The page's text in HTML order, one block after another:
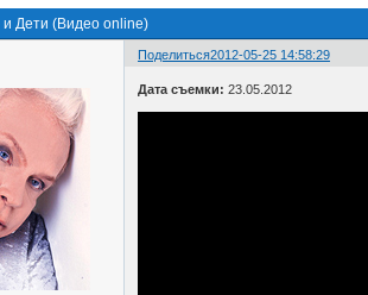
Дети (Видео online)
Поделиться2012-05-25 14:58:29
Дата съемки: 23.05.2012